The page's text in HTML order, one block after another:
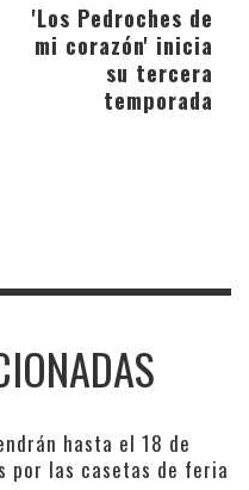
'Los Pedroches de
mi corazón' inicia
su tercera
temporada
hasta el 18 de
por las casetas de feria